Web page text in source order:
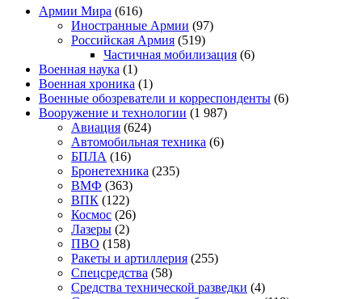
Армии Мира (616)
Иностранные Армии (97)
Российская Армия (519)
Частичная мобилизация (6)
Военная наука (1)
Военная хроника (1)
Военные обозреватели и корреспонденты (6)
Вооружение и технологии (1 987)
Авиация (624)
Автомобильная техника (6)
БПЛА (16)
Бронетехника (235)
ВМФ (363)
ВПК (122)
Космос (26)
Лазеры (2)
ПВО (158)
Ракеты и артиллерия (255)
Спецсредства (58)
Средства технической разведки (4)